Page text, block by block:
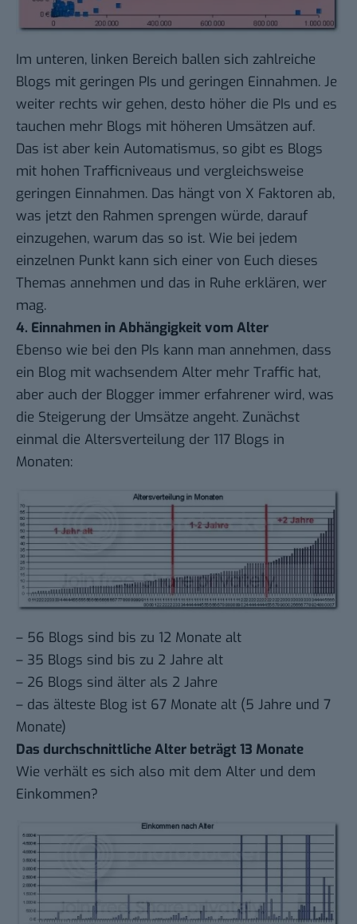
Im unteren, linken Bereich ballen sich zahlreiche
Blogs mit geringen PIs und geringen Einnahmen. Je
weiter rechts wir gehen, desto höher die PIs und es
tauchen mehr Blogs mit höheren Umsätzen auf.
Das ist aber kein Automatismus, so gibt es Blogs
mit hohen Trafficniveaus und vergleichsweise
geringen Einnahmen. Das hängt von X Faktoren ab,
was jetzt den Rahmen sprengen würde, darauf
einzugehen, warum das so ist. Wie bei jedem
einzelnen Punkt kann sich einer von Euch dieses
Themas annehmen und das in Ruhe erklären, wer
mag.
4. Einnahmen in Abhängigkeit vom Alter
Ebenso wie bei den PIs kann man annehmen, dass
ein Blog mit wachsendem Alter mehr Traffic hat,
aber auch der Blogger immer erfahrener wird, was
die Steigerung der Umsätze angeht. Zunächst
einmal die Altersverteilung der 117 Blogs in
Monaten:
– 56 Blogs sind bis zu 12 Monate alt
– 35 Blogs sind bis zu 2 Jahre alt
– 26 Blogs sind älter als 2 Jahre
– das älteste Blog ist 67 Monate alt (5 Jahre und 7
Monate)
Das durchschnittliche Alter beträgt 13 Monate
Wie verhält es sich also mit dem Alter und dem
Einkommen?